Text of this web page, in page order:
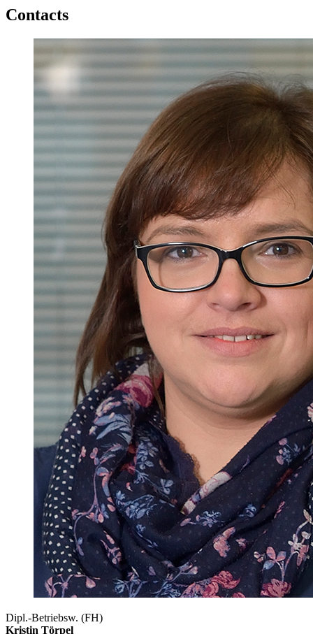
Contacts
Dipl.-Betriebsw. (FH)
Kristin Törpel